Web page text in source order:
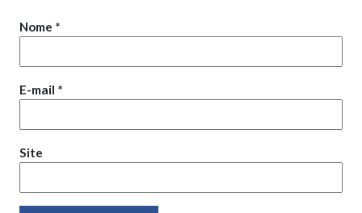
Nome *
E-mail *
Site